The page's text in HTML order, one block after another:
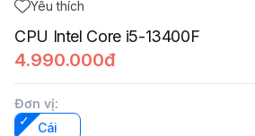
Yêu thích
CPU Intel Core i5-13400F
4.990.000đ
Đơn vị:
Cái